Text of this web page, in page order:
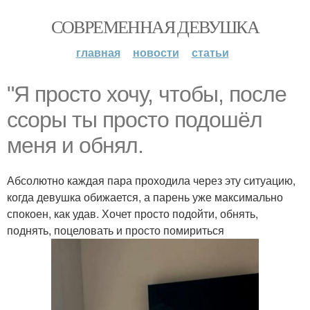
СОВРЕМЕННАЯ ДЕВУШКА
главная новости статьи
"Я просто хочу, чтобы, после
ссоры ты просто подошёл
меня и обнял.
Абсолютно каждая пара проходила через эту ситуацию,
когда девушка обижается, а парень уже максимально
спокоен, как удав. Хочет просто подойти, обнять,
поднять, поцеловать и просто помириться